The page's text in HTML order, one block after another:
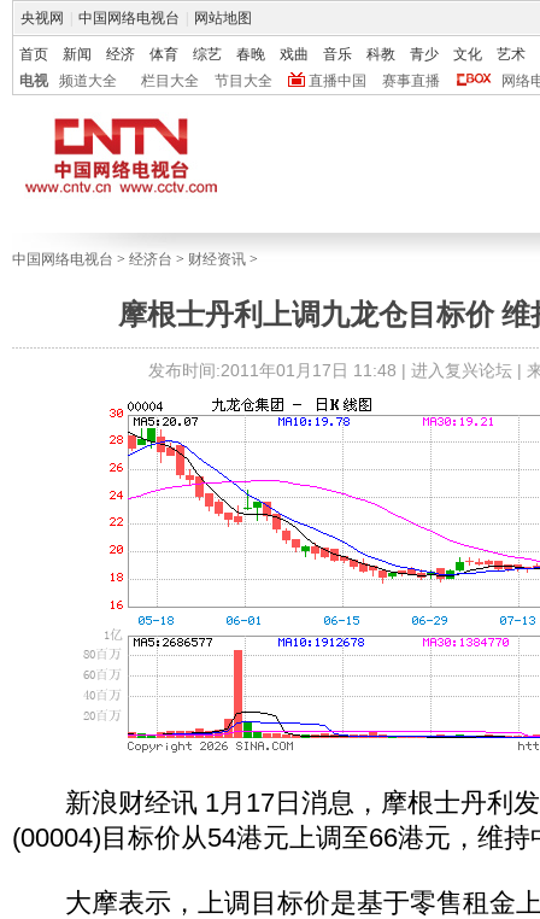
央视网 中国网络电视台 网站地图
首页 新闻 经济 体育 综艺 春晚 戏曲 音乐 科教 青少 文化
艺术
电视
频道大全 栏目大全 节目大全 直播中国 赛事直播 网络
中国网络电视台 > 经济台 > 财经资讯 >
摩根士丹利上调九龙仓目标价 维
发布时间:2011年01月17日 11:48 | 进入复兴论坛|
新浪财经讯 1月17日消息，摩根士丹利发
(00004)目标价从54港元上调至66港元，维持
大摩表示，上调目标价是基于零售租金